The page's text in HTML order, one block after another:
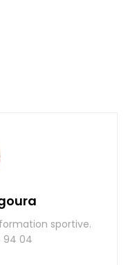
sportive.
94 04